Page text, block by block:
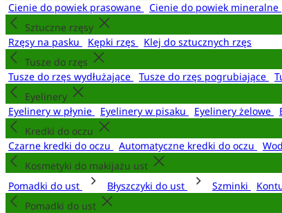
Cienie do powiek prasowane
Cienie do powiek mineralne
Sztuczne rzęsy
Rzęsy na pasku
Kępki rzęs
Klej do sztucznych rzęs
Tusze do rzęs
Tusze do rzęs wydłużające
Tusze do rzęs pogrubiające
Eyelinery
Eyelinery w płynie
Eyelinery w pisaku Eyelinery żelowe
Kredki do oczu
Czarne kredki do oczu
Automatyczne kredki do oczu
Kosmetyki do makijażu ust
Pomadki do ust
Błyszczyki do ust Szminki
Pomadki do ust